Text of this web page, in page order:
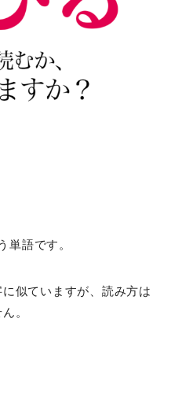
単語です。
似ていますが、読み方は
。